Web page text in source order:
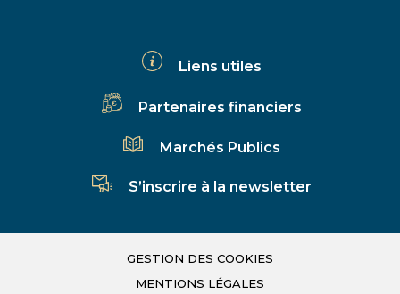
Facebook
LinkedinYoutube
Liens utiles
Partenaires financiers
Marchés Publics
S’inscrire à la newsletter
GESTION DES COOKIES
MENTIONS LÉGALES